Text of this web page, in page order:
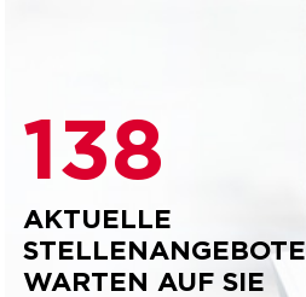
138
AKTUELLE
STELLENANGEBOTE
WARTEN AUF SIE